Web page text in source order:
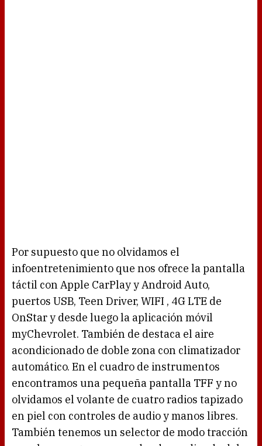
Por supuesto que no olvidamos el
infoentretenimiento que nos ofrece la pantalla
táctil con Apple CarPlay y Android Auto,
puertos USB, Teen Driver, WIFI , 4G LTE de
OnStar y desde luego la aplicación móvil
myChevrolet. También de destaca el aire
acondicionado de doble zona con climatizador
automático. En el cuadro de instrumentos
encontramos una pequeña pantalla TFF y no
olvidamos el volante de cuatro radios tapizado
en piel con controles de audio y manos libres.
También tenemos un selector de modo tracción